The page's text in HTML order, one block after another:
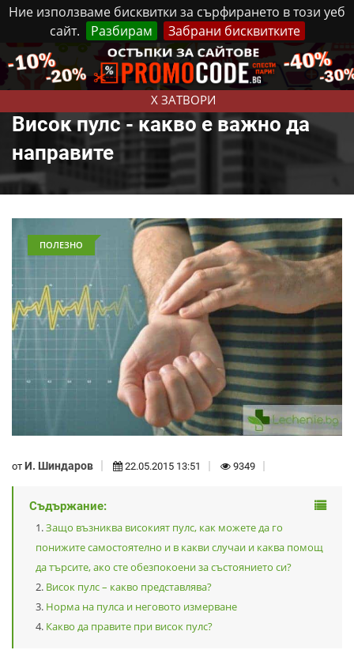
Ние използваме бисквитки за сърфирането в този уеб
сайт.
Разбирам Забрани бисквитките
X ЗАТВОРИ
Събота, 8 Август, 2026 Реклама Контакти
Висок пулс - какво е важно да
направите
ПОЛЕЗНО
от И. Шиндаров 22.05.2015 13:51 9349
Съдържание:
Защо възниква високият пулс, как можете да го
понижите самостоятелно и в какви случаи и каква помощ
да търсите, ако сте обезпокоени за състоянието си?
Висок пулс – какво представлява?
Норма на пулса и неговото измерване
Какво да правите при висок пулс?